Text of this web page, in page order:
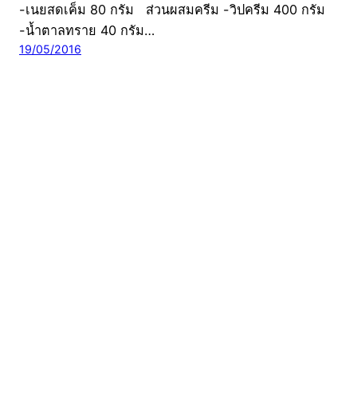
-เนยสดเค็ม 80 กรัม ส่วนผสมครีม -วิปครีม 400 กรัม
-น้ำตาลทราย 40 กรัม…
19/05/2016